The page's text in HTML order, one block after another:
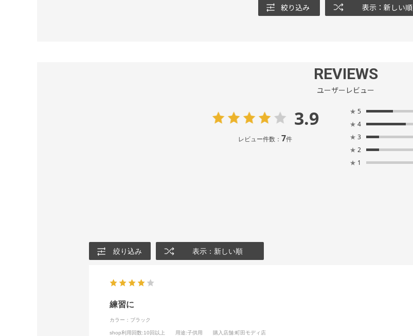
絞り込み 表示：新しい順
REVIEWS
ユーザーレビュー
3.9
レビュー件数： 7件
★ 5
★ 4
★ 3
★ 2
★ 1
絞り込み 表示：新しい順
練習に
カラー：ブラック
shop利用回数:10回以上 用途:子供用 購入店舗:町田モディ店